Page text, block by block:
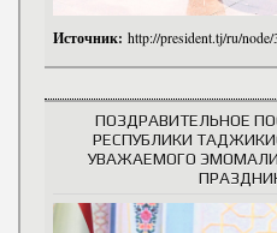
Источник: http://president.tj/ru/
ПОЗДРАВИТЕЛЬНОЕ
РЕСПУБЛИКИ
УВАЖАЕМОГО